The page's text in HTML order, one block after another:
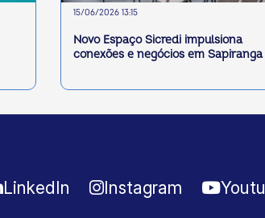
15/06/2026 13:15
Novo Espaço Sicredi impulsiona
conexões e negócios em Sapiranga
LinkedIn Instagram